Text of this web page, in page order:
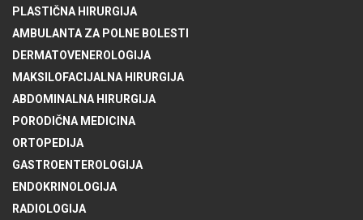
PLASTIČNA HIRURGIJA
AMBULANTA ZA POLNE BOLESTI
DERMATOVENEROLOGIJA
MAKSILOFACIJALNA HIRURGIJA
ABDOMINALNA HIRURGIJA
PORODIČNA MEDICINA
ORTOPEDIJA
GASTROENTEROLOGIJA
ENDOKRINOLOGIJA
RADIOLOGIJA